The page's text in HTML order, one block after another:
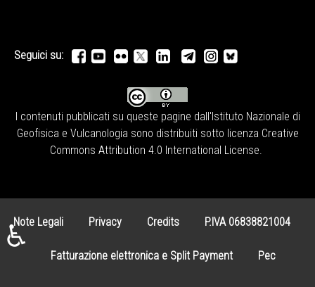
Seguici su:
I contenuti pubblicati su queste pagine dall' Istituto Nazionale di
Geofisica e Vulcanologia sono distribuiti sotto licenza Creative
Commons Attribution 4.0 International License.
Note Legali Privacy Credits P.IVA 06838821004
Fatturazione elettronica e Split Payment Pec